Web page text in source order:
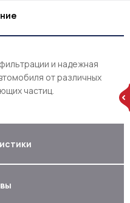
и надежная
от различных
частиц.